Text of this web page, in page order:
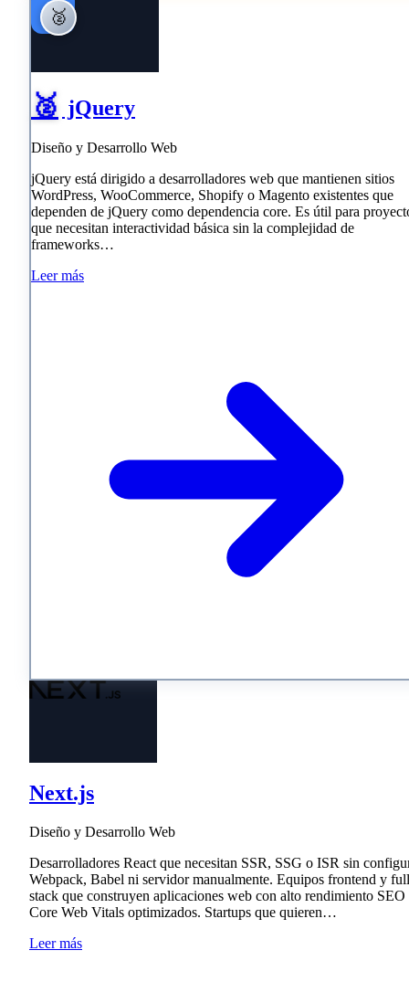
🥈
S
🥈 jQuery
Diseño y Desarrollo Web
jQuery está dirigido a desarrolladores web que mantienen sitios
WordPress, WooCommerce, Shopify o Magento existentes que
dependen de jQuery como dependencia core. Es útil para
que necesitan interactividad básica sin la complejidad de
frameworks…
Leer más
Next.js
Diseño y Desarrollo Web
Desarrolladores React que necesitan SSR, SSG o ISR sin
Webpack, Babel ni servidor manualmente. Equipos frontend y
stack que construyen aplicaciones web con alto rendimiento SEO
Core Web Vitals optimizados. Startups que quieren…
Leer más